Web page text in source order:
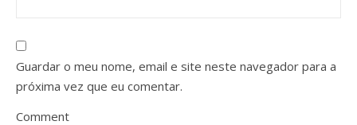
Guardar o meu nome, email e site neste navegador para a
próxima vez que eu comentar.
Comment